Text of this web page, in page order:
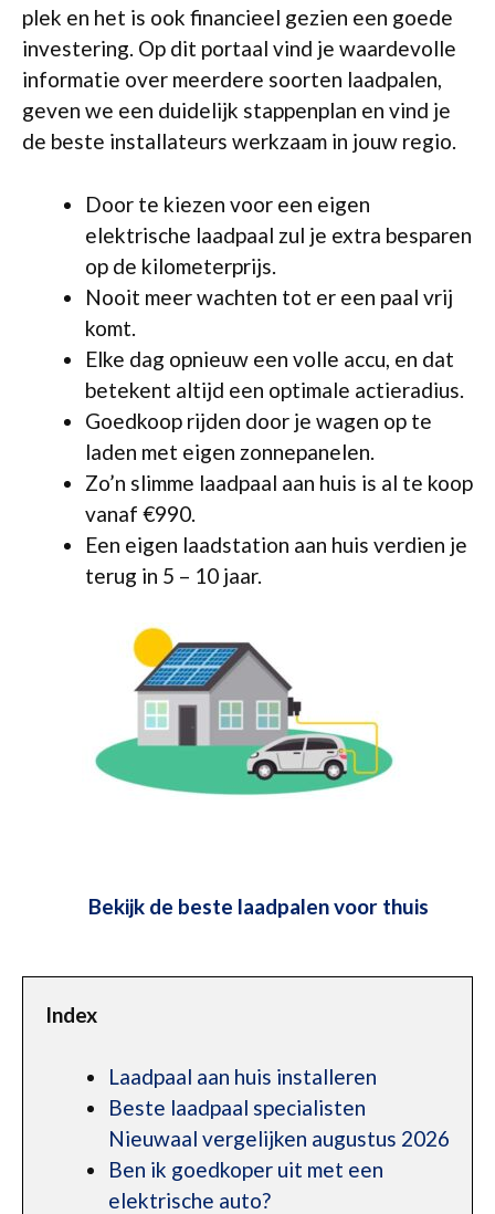
plek en het is ook financieel gezien een goede
investering. Op dit portaal vind je waardevolle
informatie over meerdere soorten laadpalen,
geven we een duidelijk stappenplan en vind je
de beste installateurs werkzaam in jouw regio.
Door te kiezen voor een eigen
elektrische laadpaal zul je extra besparen
op de kilometerprijs.
Nooit meer wachten tot er een paal vrij
komt.
Elke dag opnieuw een volle accu, en dat
betekent altijd een optimale actieradius.
Goedkoop rijden door je wagen op te
laden met eigen zonnepanelen.
Zo’n slimme laadpaal aan huis is al te koop
vanaf €990.
Een eigen laadstation aan huis verdien je
terug in 5 – 10 jaar.
Bekijk de beste laadpalen voor thuis
Index
Laadpaal aan huis installeren
Beste laadpaal specialisten
Nieuwaal vergelijken augustus 2026
Ben ik goedkoper uit met een
elektrische auto?